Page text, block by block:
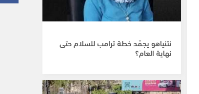
نتنياهو يجمّد خطة ترامب للسلام حتى
نهاية العام؟